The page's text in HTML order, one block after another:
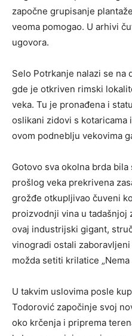
započne grupisanje
veoma pomogao. U arhivi
ugovora.
Selo Potrkanje nalazi se na
gde je otkriven rimski
veka. Tu je pronađena i
oslikani zidovi s kotaricama
ovom podneblju vekovima
Gotovo sva okolna brda
prošlog veka prekrivena
grožđe otkupljivao čuveni
proizvodnji vina u tadašnjoj
ovaj industrijski gigant,
vinogradi ostali
možda setiti krilatice „Nema
U takvim uslovima posle
Todorović započinje svoj
oko krčenja i priprema